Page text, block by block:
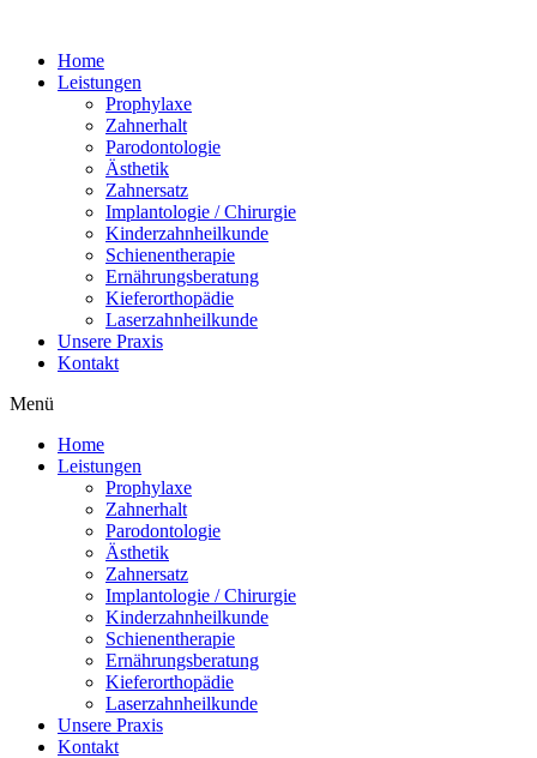
Home
Leistungen
Prophylaxe
Zahnerhalt
Parodontologie
Ästhetik
Zahnersatz
Implantologie / Chirurgie
Kinderzahnheilkunde
Schienentherapie
Ernährungsberatung
Kieferorthopädie
Laserzahnheilkunde
Unsere Praxis
Kontakt
Menü
Home
Leistungen
Prophylaxe
Zahnerhalt
Parodontologie
Ästhetik
Zahnersatz
Implantologie / Chirurgie
Kinderzahnheilkunde
Schienentherapie
Ernährungsberatung
Kieferorthopädie
Laserzahnheilkunde
Unsere Praxis
Kontakt